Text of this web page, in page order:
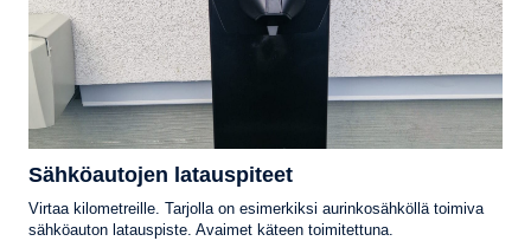
Sähköautojen latauspiteet
Virtaa kilometreille. Tarjolla on esimerkiksi aurinkosähköllä toimiva
sähköauton latauspiste. Avaimet käteen toimitettuna.